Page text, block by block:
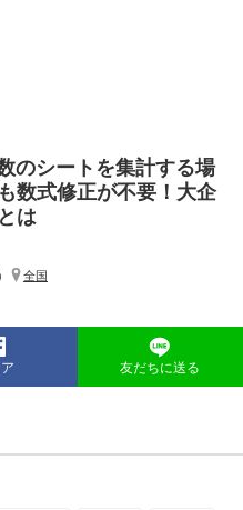
のシートを集計する場
数式修正が不要！大企
は
全国
友だちに送る